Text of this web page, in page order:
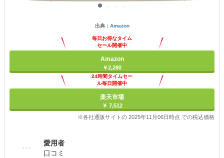
出典： Amazon
毎日お得なタイム
セール開催中
Amazon
￥2,280
24時間タイムセー
ル毎日開催中
楽天市場
￥ 7,512
※各社通販サイトの 2025年11月06日時点 での税込価格
愛用者
口コミ